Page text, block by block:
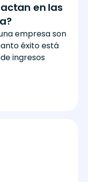
en las
empresa son
éxito está
ingresos